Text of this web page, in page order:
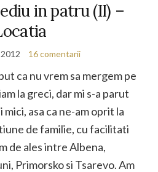
in patru (II) –
16 comentarii
ca nu vrem sa mergem pe
la greci, dar mi s-a parut
asa ca ne-am oprit la
de familie, cu facilitati
de ales intre Albena,
Primorsko si Tsarevo. Am